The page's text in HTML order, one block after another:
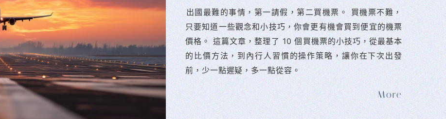
󠀠出國最難的事情，第一請假，第二買機票。 󠀠買機票不難，
只要知道一些觀念和小技巧，你會更有機會買到便宜的機票
價格。 這篇文章，整理了 10 個買機票的小技巧，從最基本
的比價方法，到內行人習慣的操作策略，讓你在下次出發
前，少一點遲疑，多一點從容。